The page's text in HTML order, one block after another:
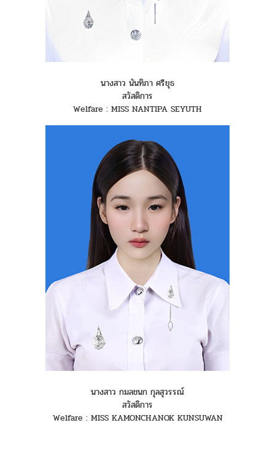
นางสาว นันทิภา ศรียุธ
สวัสดิการ
Welfare : MISS NANTIPA SEYUTH
นางสาว กมลชนก กุลสุวรรณ์
สวัสดิการ
Welfare : MISS KAMONCHANOK KUNSUWAN